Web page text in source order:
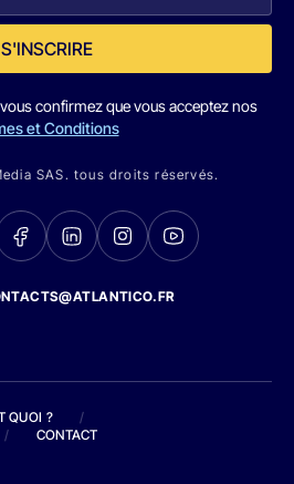
S'INSCRIRE
confirmez que vous acceptez nos
et Conditions
SAS. tous droits réservés.
QUOI ?
/
/ CONTACT